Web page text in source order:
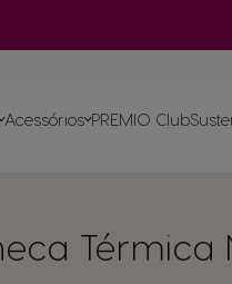
Cápsula à
de papel para
Acessórios PREMIO Club
planeta Recicle as suas
As nossas
Térmica